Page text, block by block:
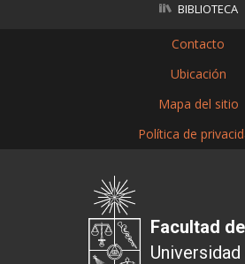
BIBLIOTECA
Contacto
Ubicación
Mapa del sitio
Política de
Facultad